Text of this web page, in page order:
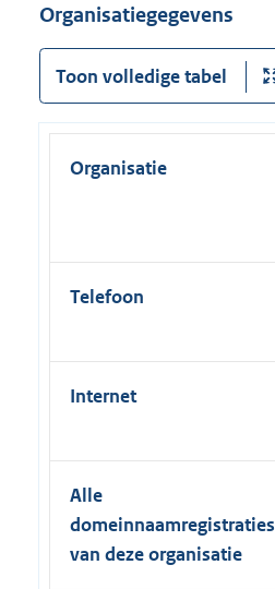
Organisatiegegevens
Toon volledige tabel
Organisatie
Telefoon
Internet
Alle
domeinnaamregistraties
van deze organisatie